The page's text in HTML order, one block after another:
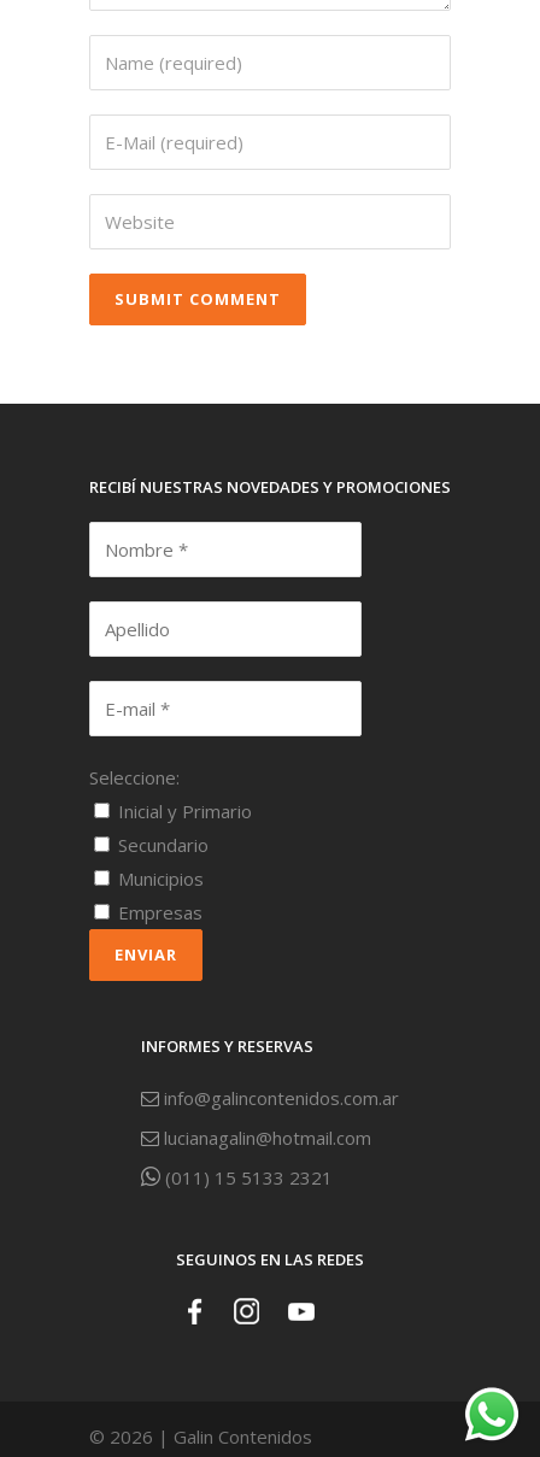
RECIBÍ NUESTRAS NOVEDADES Y PROMOCIONES
Seleccione:
Inicial y Primario
Secundario
Municipios
Empresas
ENVIAR
INFORMES Y RESERVAS
info@galincontenidos.com.ar
lucianagalin@hotmail.com
(011) 15 5133 2321
SEGUINOS EN LAS REDES
© 2026 | Galin Contenidos